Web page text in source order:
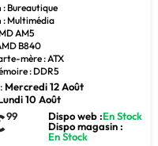
Bureautique
Multimédia
AM5
B840
mère : ATX
: DDR5
Mercredi 12 Août
10 Août
99 Dispo web :En Stock
Dispo magasin :
En Stock